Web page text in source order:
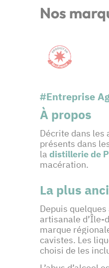
Nos
#Entreprise
À propos
Décrite dans les
présents dans
la distillerie de
macération.
La plus
Depuis
artisanale d’Île-
marque
cavistes. Les
choisi de les